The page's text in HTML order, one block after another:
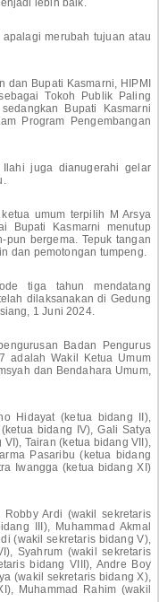
lebih baik.
merubah tujuan atau
dan Bupati Kasmarni, HIPMI
Tokoh Publik Paling
Bupati Kasmarni
Program Pengembangan
juga dianugerahi gelar
umum terpilih M Arsya
Bupati Kasmarni menutup
bergema. Tepuk tangan
dan pemotongan tumpeng.
tiga tahun mendatang
dilaksanakan di Gedung
1 Juni 2024.
Badan Pengurus
adalah Wakil Ketua Umum
dan Bendahara Umum,
Hidayat (ketua bidang II),
bidang IV), Gali Satya
Tairan (ketua bidang VII),
Pasaribu (ketua bidang
Iwangga (ketua bidang XI)
Ardi (wakil sekretaris
III), Muhammad Akmal
(wakil sekretaris bidang V),
Syahrum (wakil sekretaris
bidang VIII), Andre Boy
(wakil sekretaris bidang X),
Muhammad Rahim (wakil